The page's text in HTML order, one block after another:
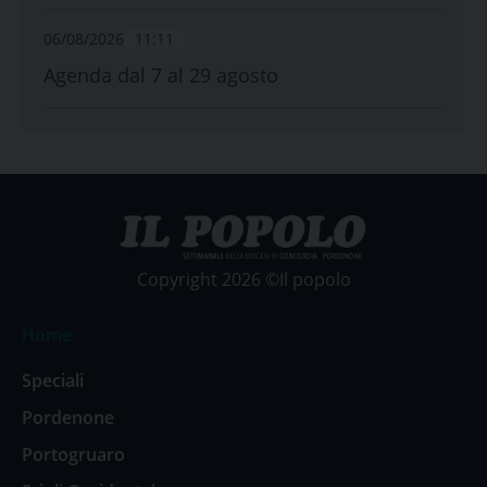
06/08/2026 11:11
Agenda dal 7 al 29 agosto
Copyright 2026 ©Il popolo
Speciali
Pordenone
Portogruaro